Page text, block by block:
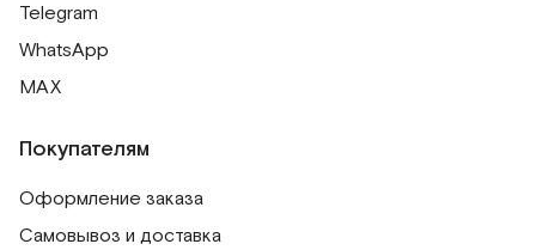
Telegram
WhatsApp
MAX
Покупателям
Оформление заказа
Самовывоз и доставка